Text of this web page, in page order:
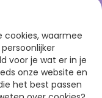
cookies, waarmee
voor je wat er in je
onze website en
het best passen